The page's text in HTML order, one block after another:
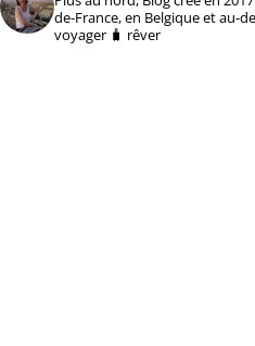
de-France, en Belgique et au-
voyager 🧳 rêver